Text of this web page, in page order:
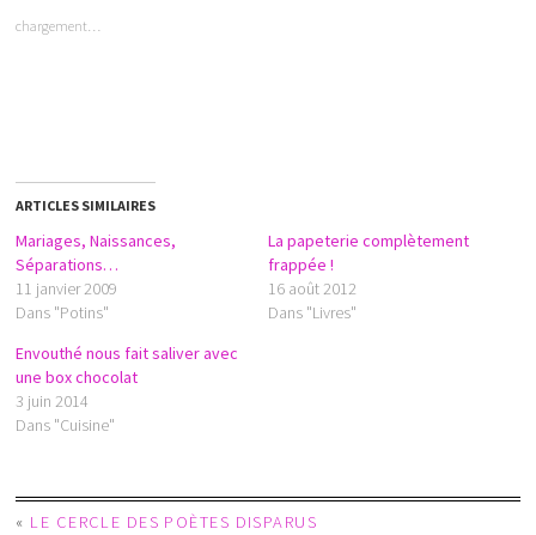
chargement…
ARTICLES SIMILAIRES
Mariages, Naissances,
Séparations…
11 janvier 2009
Dans "Potins"
La papeterie complètement
frappée !
16 août 2012
Dans "Livres"
Envouthé nous fait saliver avec
une box chocolat
3 juin 2014
Dans "Cuisine"
« LE CERCLE DES POÈTES DISPARUS